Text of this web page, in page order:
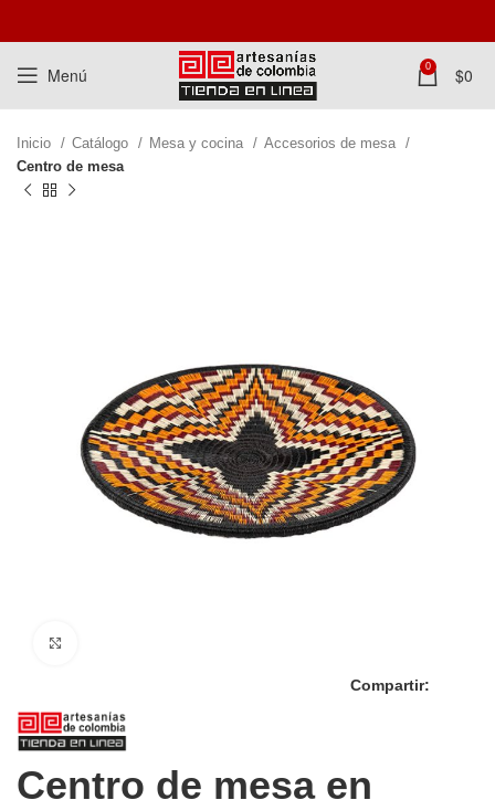
Menú 0 $0
Inicio Catálogo Mesa y cocina
Accesorios de mesa
Centro de mesa
Centro de mesa en
Compartir: